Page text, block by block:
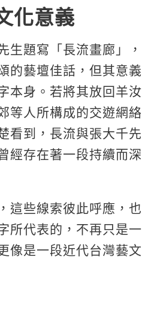
化意義
生題寫「長流畫廊」，
的藝壇佳話，但其意義
本身。若將其放回羊汝
等人所構成的交遊網絡
看到，長流與張大千先
經存在著一段持續而深
這些線索彼此呼應，也
所代表的，不再只是一
像是一段近代台灣藝文